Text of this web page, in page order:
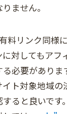
ません。
料リンク同様
対してもアフ
必要があり
ト対象地域
ると良いです。